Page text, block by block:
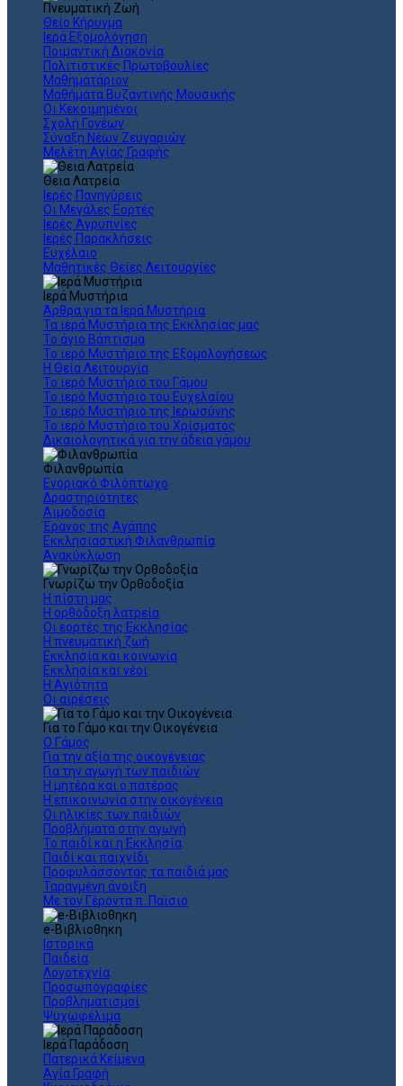
Πνευματική Ζωή
Θείο Κήρυγμα
Ιερά Εξομολόγηση
Ποιμαντική Διακονία
Πολιτιστικές Πρωτοβουλίες
Μαθηματάριον
Μαθήματα Βυζαντινής Μουσικής
Οι Κεκοιμημένοι
Σχολή Γονέων
Σύναξη Νέων Ζευγαριών
Μελέτη Αγίας Γραφής
Θεια Λατρεία
Ιερές Πανηγύρεις
Οι Μεγάλες Εορτές
Ιερές Αγρυπνίες
Ιερές Παρακλήσεις
Ευχέλαιο
Μαθητικές Θείες Λειτουργίες
Ιερά Μυστήρια
Άρθρα για τα Ιερά Μυστήρια
Τα ιερά Μυστήρια της Εκκλησίας μας
Το άγιο Βάπτισμα
Το ιερό Μυστήριο της Εξομολογήσεως
Η Θεία Λειτουργία
Το ιερό Μυστήριο του Γάμου
Το ιερό Μυστήριο του Ευχελαίου
Το ιερό Μυστήριο της Ιερωσύνης
Το ιερό Μυστήριο του Χρίσματος
Δικαιολογητικά για την άδεια γάμου
Φιλανθρωπία
Ενοριακό Φιλόπτωχο
Δραστηριότητες
Αιμοδοσία
Έρανος της Αγάπης
Εκκλησιαστική Φιλανθρωπία
Ανακύκλωση
Γνωρίζω την Ορθοδοξία
Η πίστη μας
Η ορθόδοξη λατρεία
Οι εορτές της Εκκλησίας
Η πνευματική ζωή
Εκκλησία και κοινωνία
Εκκλησία και νέοι
Η Αγιότητα
Οι αιρέσεις
Για το Γάμο και την Οικογένεια
Ο Γάμος
Για την αξία της οικογένειας
Για την αγωγή των παιδιών
Η μητέρα και ο πατέρας
Η επικοινωνία στην οικογένεια
Οι ηλικίες των παιδιών
Προβλήματα στην αγωγή
Το παιδί και η Εκκλησία
Παιδί και παιχνίδι
Προφυλάσσοντας τα παιδιά μας
Ταραγμένη άνοιξη
Με τον Γέροντα π. Παϊσιο
e-Βιβλιοθηκη
Ιστορικά
Παιδεία
Λογοτεχνία
Προσωπογραφίες
Προβληματισμοί
Ψυχωφέλιμα
Ιερά Παράδοση
Πατερικά Κείμενα
Αγία Γραφή